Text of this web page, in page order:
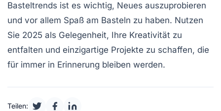
Basteltrends ist es wichtig, Neues auszuprobieren
und vor allem Spaß am Basteln zu haben. Nutzen
Sie 2025 als Gelegenheit, Ihre Kreativität zu
entfalten und einzigartige Projekte zu schaffen, die
für immer in Erinnerung bleiben werden.
Teilen: